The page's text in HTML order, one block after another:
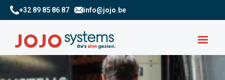
+32 89 85 86 87 info@jojo.be